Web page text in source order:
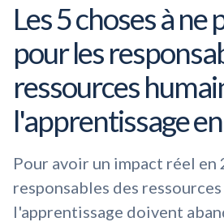
Les 5 choses à ne
pour les
ressources
l'apprentissage
Pour avoir un impact réel en
responsables des
l'apprentissage doivent